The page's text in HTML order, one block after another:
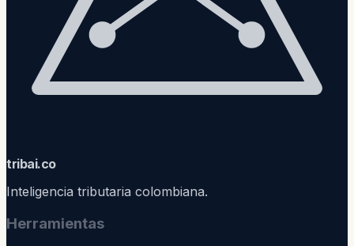
tribai.co
Inteligencia tributaria colombiana.
Herramientas